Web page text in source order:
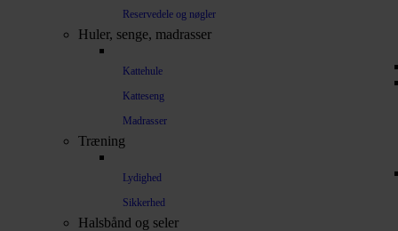
Reservedele og nøgler
Huler, senge, madrasser
Kattehule
Katteseng
Madrasser
Træning
Lydighed
Sikkerhed
Halsbånd og seler